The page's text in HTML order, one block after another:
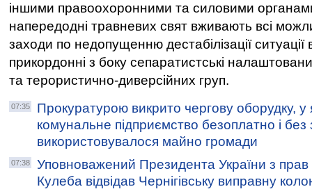
іншими правоохоронними та силовими
напередодні травневих свят вживають всі
заходи по недопущенню дестабілізації ситуації
прикордонні з боку сепаратистські
та терористично-диверсійних груп.
07:35
Прокуратурою викрито чергову оборудку, у
комунальне підприємство безоплатно і без
використовувалося майно громади
07:38
Уповноважений Президента України з
Кулеба відвідав Чернігівську виправну